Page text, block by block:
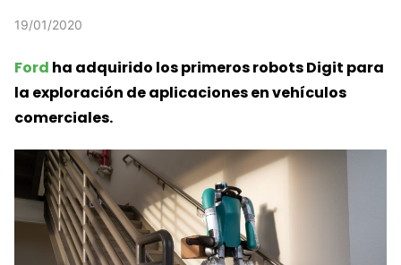
19/01/2020
Ford ha adquirido los primeros robots Digit para
la exploración de aplicaciones en vehículos
comerciales.